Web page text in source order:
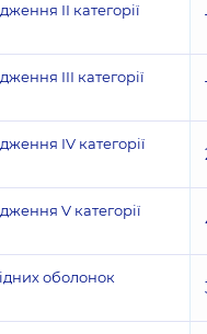
II категорії
III категорії
IV категорії
V категорії
оболонок